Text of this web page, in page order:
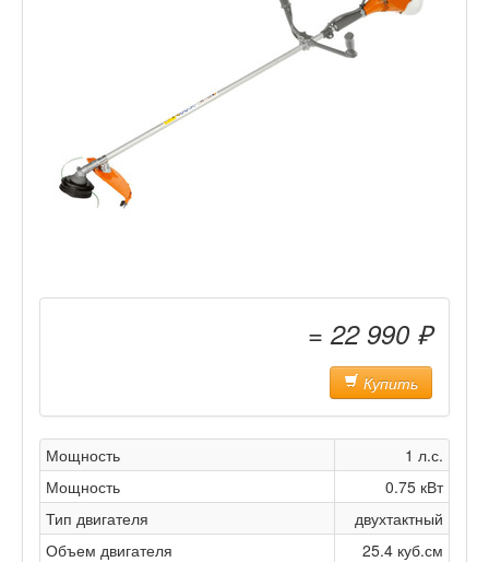
= 22 990 ₽
Купить
Мощность
1 л.с.
Мощность
0.75 кВт
Тип двигателя
двухтактный
Объем двигателя
25.4 куб.см